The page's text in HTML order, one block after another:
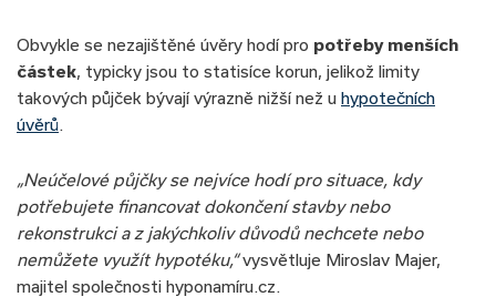
Obvykle se nezajištěné úvěry hodí pro potřeby menších
částek, typicky jsou to statisíce korun, jelikož limity
takových půjček bývají výrazně nižší než u hypotečních
úvěrů.
„Neúčelové půjčky se nejvíce hodí pro situace, kdy
potřebujete financovat dokončení stavby nebo
rekonstrukci a z jakýchkoliv důvodů nechcete nebo
nemůžete využít hypotéku,“vysvětluje Miroslav Majer,
majitel společnosti hyponamíru.cz.